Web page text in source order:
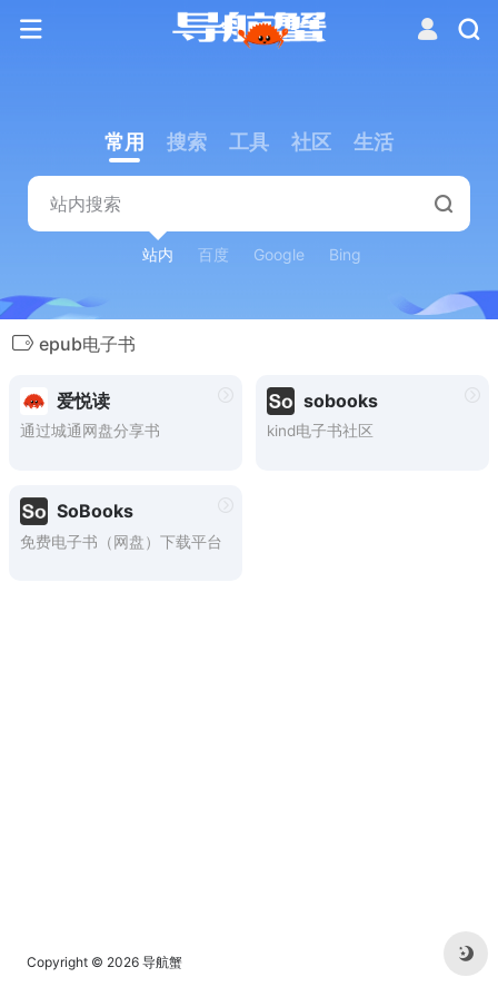
常用 搜索 工具 社区 生活
站内 百度 Google Bing
epub电子书
爱悦读
通过城通网盘分享书
sobooks
kind电子书社区
SoBooks
免费电子书（网盘）下载平台
Copyright © 2026 导航蟹